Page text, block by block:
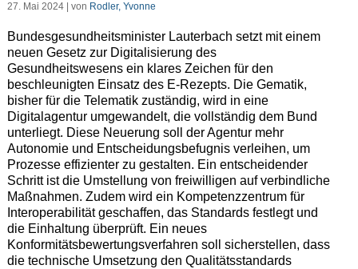
27. Mai 2024 | von Rodler, Yvonne
Bundesgesundheitsminister Lauterbach setzt mit einem
neuen Gesetz zur Digitalisierung des
Gesundheitswesens ein klares Zeichen für den
beschleunigten Einsatz des E-Rezepts. Die Gematik,
bisher für die Telematik zuständig, wird in eine
Digitalagentur umgewandelt, die vollständig dem Bund
unterliegt. Diese Neuerung soll der Agentur mehr
Autonomie und Entscheidungsbefugnis verleihen, um
Prozesse effizienter zu gestalten. Ein entscheidender
Schritt ist die Umstellung von freiwilligen auf verbindliche
Maßnahmen. Zudem wird ein Kompetenzzentrum für
Interoperabilität geschaffen, das Standards festlegt und
die Einhaltung überprüft. Ein neues
Konformitätsbewertungsverfahren soll sicherstellen, dass
die technische Umsetzung den Qualitätsstandards